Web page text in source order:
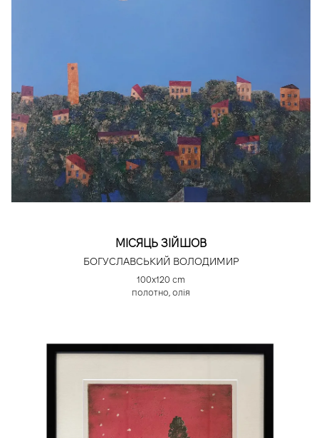
МІСЯЦЬ ЗІЙШОВ
БОГУСЛАВСЬКИЙ ВОЛОДИМИР
100х120 cm
полотно, олія